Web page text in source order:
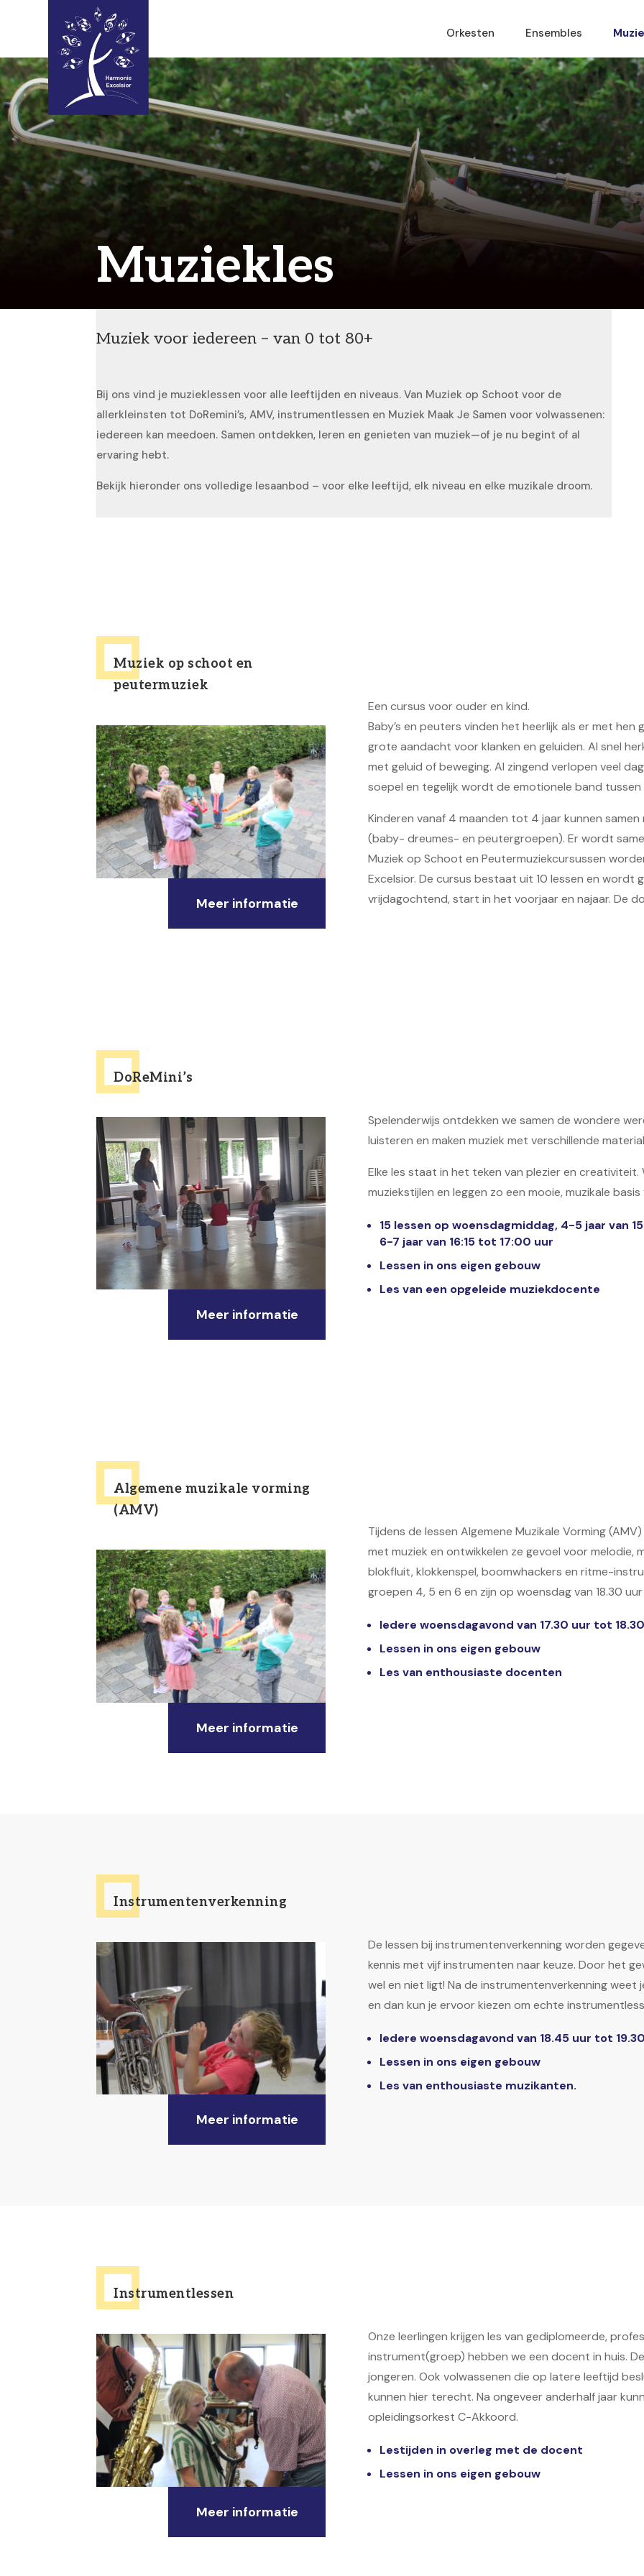
Orkesten Ensembles
Muziekles
Muziek voor iedereen – van 0 tot 80+
Bij ons vind je muzieklessen voor alle leeftijden en niveaus. Van Muziek op Schoot voor de
allerkleinsten tot DoRemini’s, AMV, instrumentlessen en Muziek Maak Je Samen voor volwassenen:
iedereen kan meedoen. Samen ontdekken, leren en genieten van muziek—of je nu begint of al
ervaring hebt.
Bekijk hieronder ons volledige lesaanbod – voor elke leeftijd, elk niveau en elke muzikale droom.
Muziek op schoot en
peutermuziek
Meer informatie
Een cursus voor ouder en kind.
Baby’s en peuters vinden het heerlijk als er met
grote aandacht voor klanken en geluiden. Al snel
met geluid of beweging. Al zingend verlopen veel
soepel en tegelijk wordt de emotionele band
Kinderen vanaf 4 maanden tot 4 jaar kunnen
(baby- dreumes- en peutergroepen). Er wordt
Muziek op Schoot en Peutermuziekcursussen
Excelsior. De cursus bestaat uit 10 lessen en wordt
vrijdagochtend, start in het voorjaar en najaar. De
DoReMini’s
Meer informatie
Spelenderwijs ontdekken we samen de wondere
luisteren en maken muziek met verschillende
Elke les staat in het teken van plezier en creativiteit.
muziekstijlen en leggen zo een mooie, muzikale
15 lessen op woensdagmiddag, 4-5 jaar van
6-7 jaar van 16:15 tot 17:00 uur
Lessen in ons eigen gebouw
Les van een opgeleide muziekdocente
Algemene muzikale vorming
(AMV)
Meer informatie
Tijdens de lessen Algemene Muzikale Vorming
met muziek en ontwikkelen ze gevoel voor melodie,
blokfluit, klokkenspel, boomwhackers en ritme-
groepen 4, 5 en 6 en zijn op woensdag van 18.30
Iedere woensdagavond van 17.30 uur tot
Lessen in ons eigen gebouw
Les van enthousiaste docenten
Instrumentenverkenning
Meer informatie
De lessen bij instrumentenverkenning worden
kennis met vijf instrumenten naar keuze. Door het
wel en niet ligt! Na de instrumentenverkenning
en dan kun je ervoor kiezen om echte
Iedere woensdagavond van 18.45 uur tot
Lessen in ons eigen gebouw
Les van enthousiaste muzikanten.
Instrumentlessen
Meer informatie
Onze leerlingen krijgen les van gediplomeerde,
instrument(groep) hebben we een docent in huis.
jongeren. Ook volwassenen die op latere leeftijd
kunnen hier terecht. Na ongeveer anderhalf jaar
opleidingsorkest C-Akkoord.
Lestijden in overleg met de docent
Lessen in ons eigen gebouw